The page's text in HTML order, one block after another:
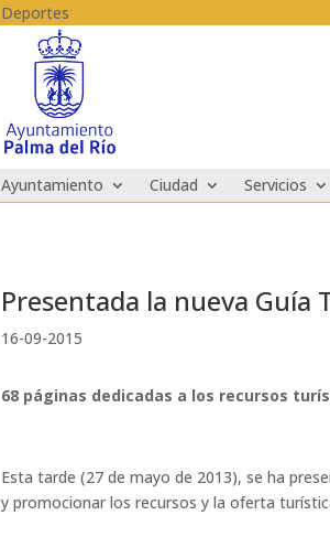
Deportes
Ayuntamiento Ciudad Servicios
Presentada la nueva Guía
16-09-2015
68 páginas dedicadas a los recursos
Esta tarde (27 de mayo de 2013), se ha
y promocionar los recursos y la oferta